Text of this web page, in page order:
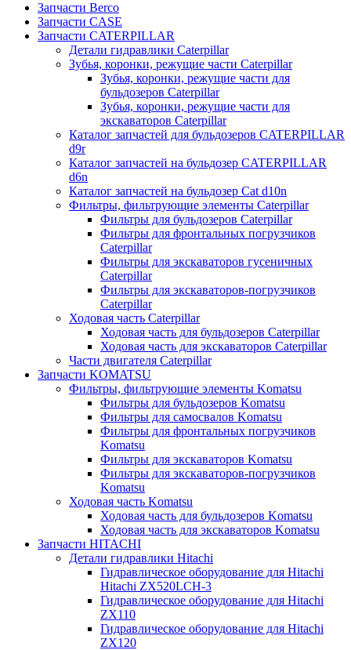
Запчасти Berco
Запчасти CASE
Запчасти CATERPILLAR
Детали гидравлики Caterpillar
Зубья, коронки, режущие части Caterpillar
Зубья, коронки, режущие части для
бульдозеров Caterpillar
Зубья, коронки, режущие части для
экскаваторов Caterpillar
Каталог запчастей для бульдозеров CATERPILLAR
d9r
Каталог запчастей на бульдозер CATERPILLAR
d6n
Каталог запчастей на бульдозер Сat d10n
Фильтры, фильтрующие элементы Caterpillar
Фильтры для бульдозеров Caterpillar
Фильтры для фронтальных погрузчиков
Caterpillar
Фильтры для экскаваторов гусеничных
Caterpillar
Фильтры для экскаваторов-погрузчиков
Caterpillar
Ходовая часть Caterpillar
Ходовая часть для бульдозеров Caterpillar
Ходовая часть для экскаваторов Caterpillar
Части двигателя Caterpillar
Запчасти KOMATSU
Фильтры, фильтрующие элементы Komatsu
Фильтры для бульдозеров Komatsu
Фильтры для самосвалов Komatsu
Фильтры для фронтальных погрузчиков
Komatsu
Фильтры для экскаваторов Komatsu
Фильтры для экскаваторов-погрузчиков
Komatsu
Ходовая часть Komatsu
Ходовая часть для бульдозеров Komatsu
Ходовая часть для экскаваторов Komatsu
Запчасти HITACHI
Детали гидравлики Hitachi
Гидравлическое оборудование для Hitachi
Hitachi ZX520LCH-3
Гидравлическое оборудование для Hitachi
ZX110
Гидравлическое оборудование для Hitachi
ZX120